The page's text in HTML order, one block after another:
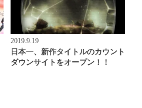
2019.9.19
日本一、新作タイトルのカウント
ダウンサイトをオープン！！